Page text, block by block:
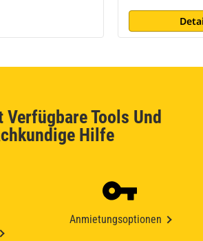
Tools Und
Hilfe
Anmietungsoptionen